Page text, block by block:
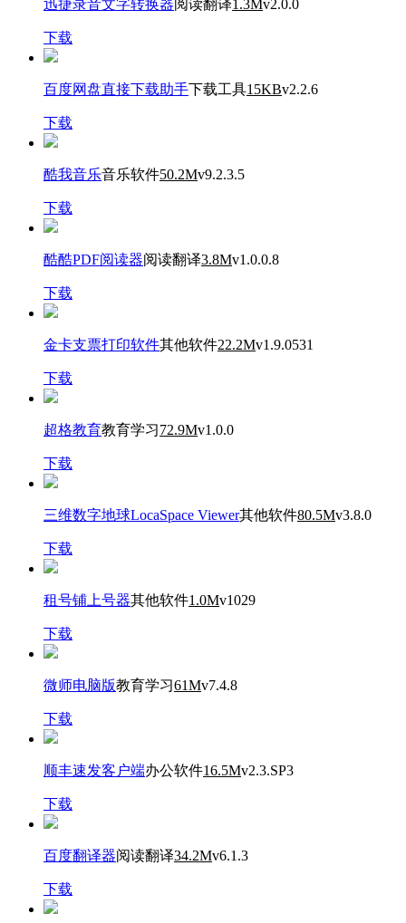
迅捷录音文字转换器 阅读翻译1.3Mv2.0.0
下载
百度网盘直接下载助手下载工具15KBv2.2.6
下载
酷我音乐音乐软件50.2Mv9.2.3.5
下载
酷酷PDF阅读器阅读翻译3.8Mv1.0.0.8
下载
金卡支票打印软件其他软件22.2Mv1.9.0531
下载
超格教育教育学习72.9Mv1.0.0
下载
三维数字地球LocaSpace Viewer其他软件80.5Mv3.8.0
下载
租号铺上号器其他软件1.0Mv1029
下载
微师电脑版教育学习61Mv7.4.8
下载
顺丰速发客户端办公软件16.5Mv2.3.SP3
下载
百度翻译器阅读翻译34.2Mv6.1.3
下载